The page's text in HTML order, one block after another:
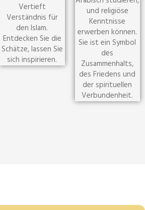
Vertieft
Verständnis für
den Islam.
Entdecken Sie die
Schätze, lassen Sie
sich inspirieren.
und religiöse
Kenntnisse
erwerben können.
Sie ist ein Symbol
des
Zusammenhalts,
des Friedens und
der spirituellen
Verbundenheit.